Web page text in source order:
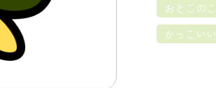
おとこのこ
かっこいい